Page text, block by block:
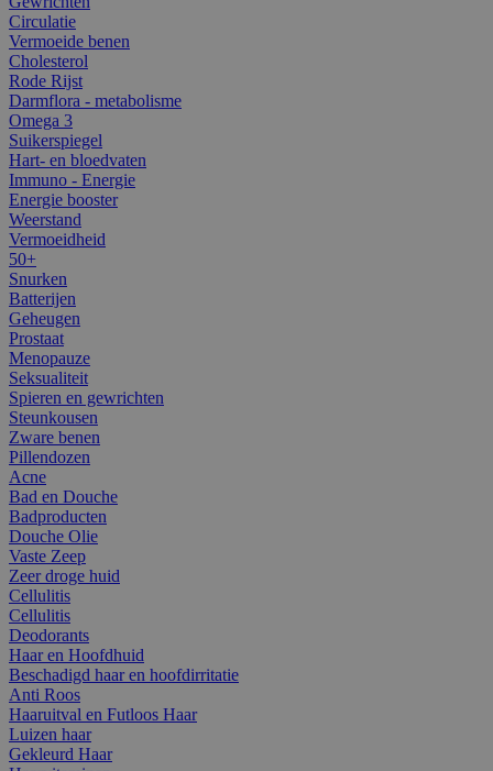
Circulatie
Vermoeide benen
Cholesterol
Rode Rijst
Darmflora - metabolisme
Omega 3
Suikerspiegel
Hart- en bloedvaten
Immuno - Energie
Energie booster
Weerstand
Vermoeidheid
50+
Snurken
Batterijen
Geheugen
Prostaat
Menopauze
Seksualiteit
Spieren en gewrichten
Steunkousen
Zware benen
Pillendozen
Acne
Bad en Douche
Badproducten
Douche Olie
Vaste Zeep
Zeer droge huid
Cellulitis
Cellulitis
Deodorants
Haar en Hoofdhuid
Beschadigd haar en hoofdirritatie
Anti Roos
Haaruitval en Futloos Haar
Luizen haar
Gekleurd Haar